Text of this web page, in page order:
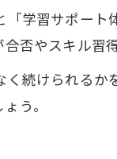
学習サポート
否やスキル習
続けられるか
う。